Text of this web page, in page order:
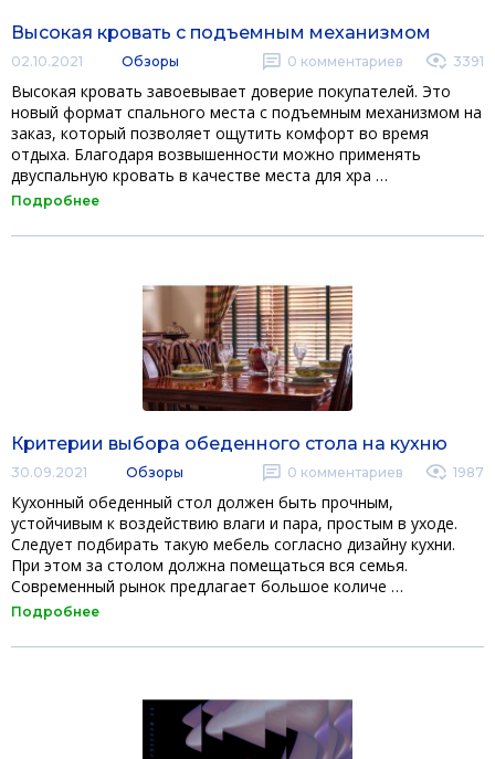
Высокая кровать с подъемным механизмом
02.10.2021 Обзоры 0 комментариев 3391
Высокая кровать завоевывает доверие покупателей. Это
новый формат спального места с подъемным механизмом на
заказ, который позволяет ощутить комфорт во время
отдыха. Благодаря возвышенности можно применять
двуспальную кровать в качестве места для хра …
Подробнее
Критерии выбора обеденного стола на кухню
30.09.2021 Обзоры 0 комментариев 1987
Кухонный обеденный стол должен быть прочным,
устойчивым к воздействию влаги и пара, простым в уходе.
Следует подбирать такую мебель согласно дизайну кухни.
При этом за столом должна помещаться вся семья.
Современный рынок предлагает большое количе …
Подробнее